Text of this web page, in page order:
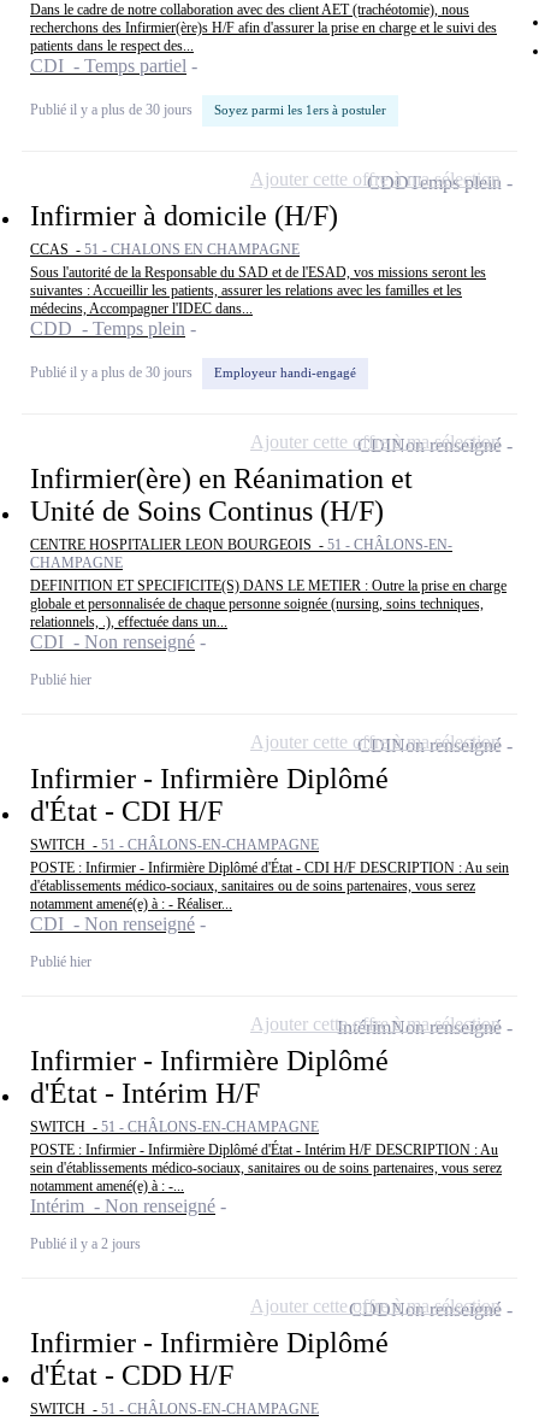
Dans le cadre de notre collaboration avec des client AET (trachéotomie), nous
recherchons des Infirmier(ère)s H/F afin d'assurer la prise en charge et le suivi des
patients dans le respect des...
CDI - Temps partiel
Publié il y a plus de 30 jours Soyez parmi les 1ers à postuler
Infirmier à domicile (H/F)
CCAS - 51 - CHALONS EN CHAMPAGNE
Sous l'autorité de la Responsable du SAD et de l'ESAD, vos missions seront les
suivantes : Accueillir les patients, assurer les relations avec les familles et les
médecins, Accompagner l'IDEC dans...
CDD - Temps plein
Publié il y a plus de 30 jours Employeur handi-engagé
CDDTemps plein
Ajouter cette offre à ma sélection
Infirmier(ère) en Réanimation et
Unité de Soins Continus (H/F)
CENTRE HOSPITALIER LEON BOURGEOIS - 51 - CHÂLONS-EN-
CHAMPAGNE
DEFINITION ET SPECIFICITE(S) DANS LE METIER : Outre la prise en charge
globale et personnalisée de chaque personne soignée (nursing, soins techniques,
relationnels, .), effectuée dans un...
CDI - Non renseigné
Publié hier
CDINon renseigné
Ajouter cette offre à ma sélection
Infirmier - Infirmière Diplômé
d'État - CDI H/F
SWITCH - 51 - CHÂLONS-EN-CHAMPAGNE
POSTE : Infirmier - Infirmière Diplômé d'État - CDI H/F DESCRIPTION : Au sein
d'établissements médico-sociaux, sanitaires ou de soins partenaires, vous serez
notamment amené(e) à : - Réaliser...
CDI - Non renseigné
Publié hier
CDINon renseigné
Ajouter cette offre à ma sélection
Infirmier - Infirmière Diplômé
d'État - Intérim H/F
SWITCH - 51 - CHÂLONS-EN-CHAMPAGNE
POSTE : Infirmier - Infirmière Diplômé d'État - Intérim H/F DESCRIPTION : Au
sein d'établissements médico-sociaux, sanitaires ou de soins partenaires, vous serez
notamment amené(e) à : -...
Intérim - Non renseigné
Publié il y a 2 jours
IntérimNon renseigné
Ajouter cette offre à ma sélection
Infirmier - Infirmière Diplômé
d'État - CDD H/F
SWITCH - 51 - CHÂLONS-EN-CHAMPAGNE
CDDNon renseigné
Ajouter cette offre à ma sélection